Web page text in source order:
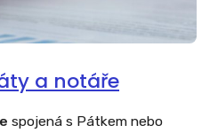
a notáře
spojená s Pátkem nebo